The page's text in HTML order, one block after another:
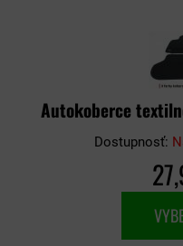
Autokoberce
Dostupnosť: